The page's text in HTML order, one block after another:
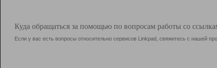
Куда обращаться за помощью по вопросам работы со
Если у вас есть вопросы относительно сервисов Linkpad, свяжитесь с нашей